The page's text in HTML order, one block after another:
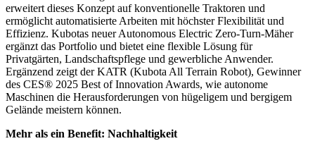
erweitert dieses Konzept auf konventionelle Traktoren und
ermöglicht automatisierte Arbeiten mit höchster Flexibilität und
Effizienz. Kubotas neuer Autonomous Electric Zero-Turn-Mäher
ergänzt das Portfolio und bietet eine flexible Lösung für
Privatgärten, Landschaftspflege und gewerbliche Anwender.
Ergänzend zeigt der KATR (Kubota All Terrain Robot), Gewinner
des CES® 2025 Best of Innovation Awards, wie autonome
Maschinen die Herausforderungen von hügeligem und bergigem
Gelände meistern können.
Mehr als ein Benefit: Nachhaltigkeit